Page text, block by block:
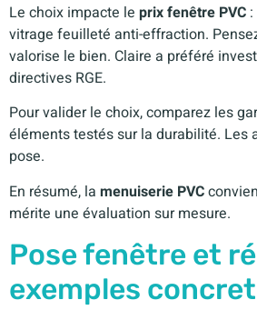
Le choix impacte le prix fenêtre PVC
vitrage feuilleté anti-effraction.
valorise le bien. Claire a préféré
directives RGE.
Pour valider le choix, comparez les
éléments testés sur la durabilité. Les
pose.
En résumé, la menuiserie PVC
mérite une évaluation sur mesure.
Pose fenêtre et
exemples